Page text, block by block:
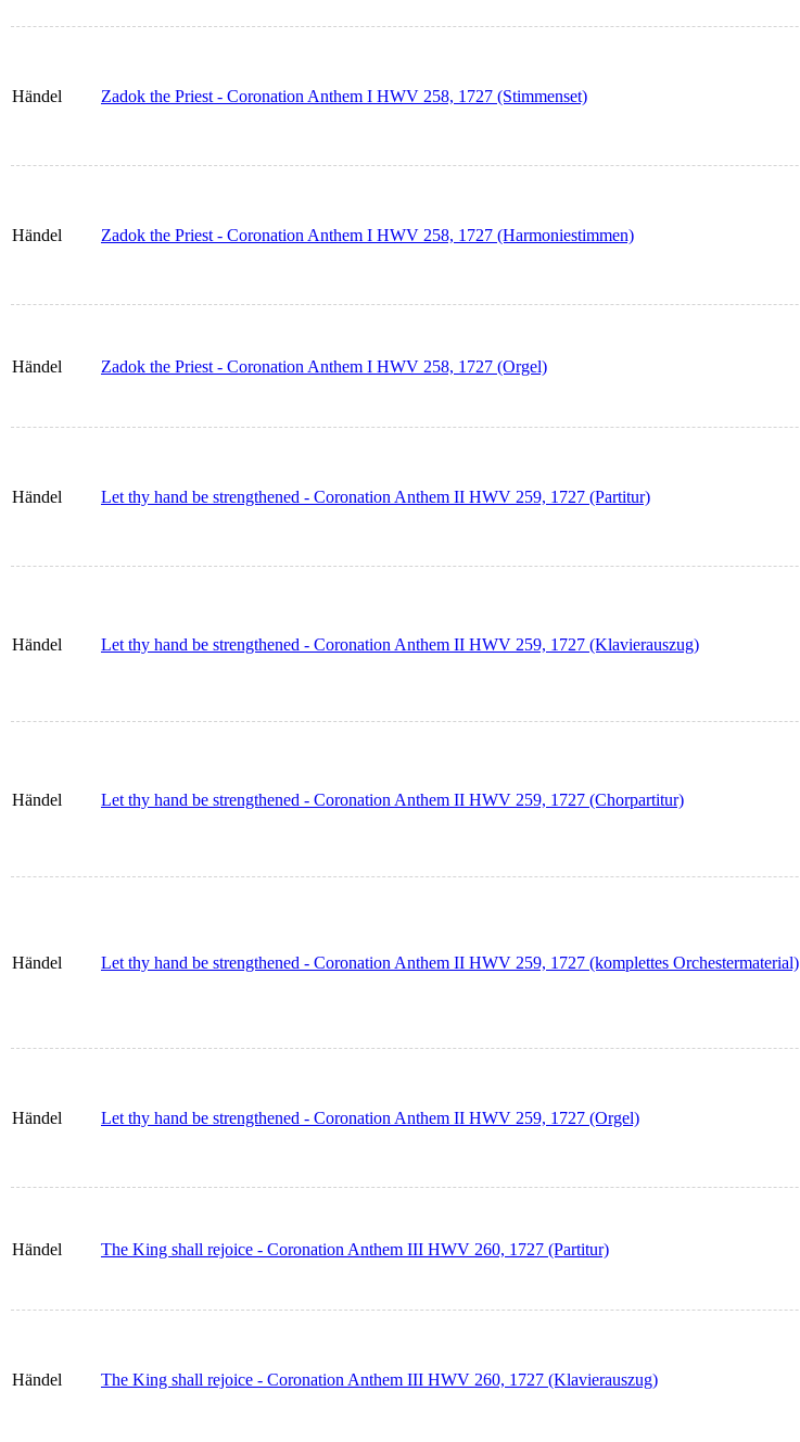
Händel Zadok the Priest - Coronation Anthem I HWV 258, 1727 (Stimmenset)
Händel Zadok the Priest - Coronation Anthem I HWV 258, 1727 (Harmoniestimmen)
Händel Zadok the Priest - Coronation Anthem I HWV 258, 1727 (Orgel)
Händel Let thy hand be strengthened - Coronation Anthem II HWV 259, 1727 (Partitur)
Händel Let thy hand be strengthened - Coronation Anthem II HWV 259, 1727 (Klavierauszug)
Händel Let thy hand be strengthened - Coronation Anthem II HWV 259, 1727 (Chorpartitur)
Händel Let thy hand be strengthened - Coronation Anthem II HWV 259, 1727 (komplettes Orchestermaterial)
Händel Let thy hand be strengthened - Coronation Anthem II HWV 259, 1727 (Orgel)
Händel The King shall rejoice - Coronation Anthem III HWV 260, 1727 (Partitur)
Händel The King shall rejoice - Coronation Anthem III HWV 260, 1727 (Klavierauszug)